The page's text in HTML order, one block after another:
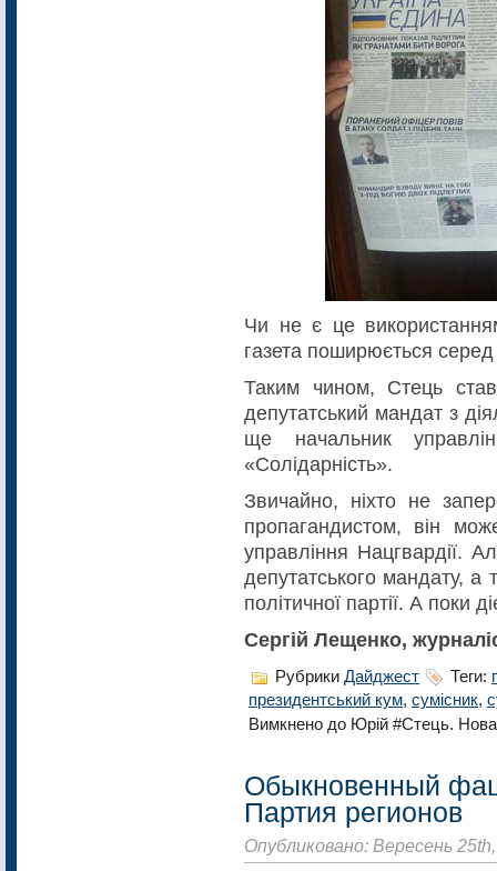
Чи не є це
газета поширюється серед
Таким чином, Стець
депутатський мандат з
ще начальник
«Солідарність».
Звичайно, ніхто не
пропагандистом, він
управління Нацгвардії.
депутатського мандату, а
політичної партії. А поки
Сергій Лещенко,
Рубрики Дайджест Теги:
президентський кум, сумісник,
Вимкнено до Юрій #Стець. Нова
Обыкновенный
Партия регионов
Опубликовано: Вересень